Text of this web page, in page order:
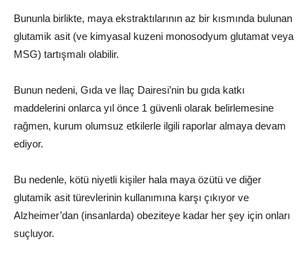
Bununla birlikte, maya ekstraktılarının az bir kısmında bulunan
glutamik asit (ve kimyasal kuzeni monosodyum glutamat veya
MSG) tartışmalı olabilir.
Bunun nedeni, Gıda ve İlaç Dairesi’nin bu gıda katkı
maddelerini onlarca yıl önce 1 güvenli olarak belirlemesine
rağmen, kurum olumsuz etkilerle ilgili raporlar almaya devam
ediyor.
Bu nedenle, kötü niyetli kişiler hala maya özütü ve diğer
glutamik asit türevlerinin kullanımına karşı çıkıyor ve
Alzheimer’dan (insanlarda) obeziteye kadar her şey için onları
suçluyor.